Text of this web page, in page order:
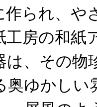
作られ、や
工房の和紙
は、その物
奥ゆかしい